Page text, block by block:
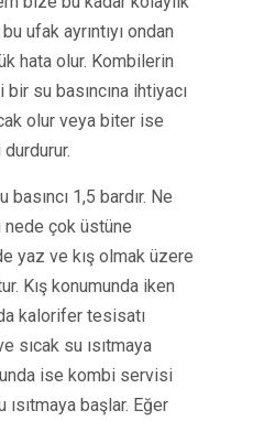
ufak ayrıntıyı ondan
hata olur. Kombilerin
su basıncına ihtiyacı
olur veya biter ise
durdurur.
1,5 bardır. Ne
nede çok üstüne
yaz ve kış olmak üzere
Kış konumunda iken
kalorifer tesisatı
sıcak su ısıtmaya
ise kombi servisi
başlar. Eğer